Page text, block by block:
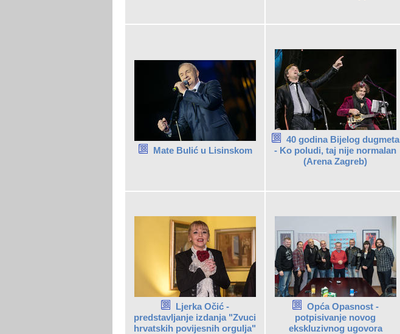
Mate Bulić u Lisinskom
40 godina Bijelog dugmeta
- Ko poludi, taj nije normalan
(Arena Zagreb)
Ljerka Očić -
predstavljanje izdanja "Zvuci
hrvatskih povijesnih orgulja"
Opća Opasnost -
potpisivanje novog
ekskluzivnog ugovora